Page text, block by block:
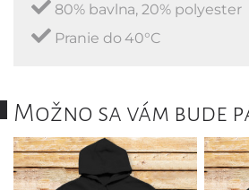
80% bavlna, 20% polyester
Pranie do 40°C
Možno sa vám bude